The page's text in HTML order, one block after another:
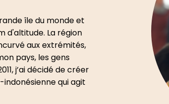
île du monde et
d'altitude. La région
aux extrémités,
pays, les gens
j’ai décidé de créer
indonésienne qui agit